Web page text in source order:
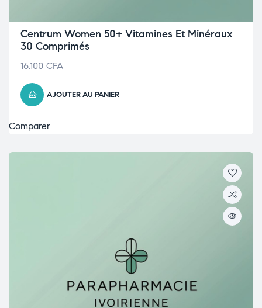
Centrum Women 50+ Vitamines Et Minéraux
30 Comprimés
16.100 CFA
AJOUTER AU PANIER
Comparer